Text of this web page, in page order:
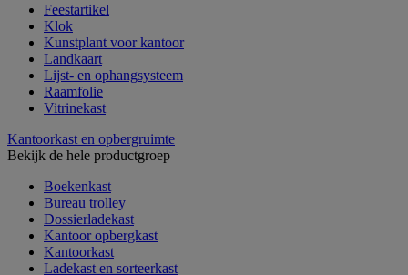
Feestartikel
Klok
Kunstplant voor kantoor
Landkaart
Lijst- en ophangsysteem
Raamfolie
Vitrinekast
Kantoorkast en opbergruimte
Bekijk de hele productgroep
Boekenkast
Bureau trolley
Dossierladekast
Kantoor opbergkast
Kantoorkast
Ladekast en sorteerkast